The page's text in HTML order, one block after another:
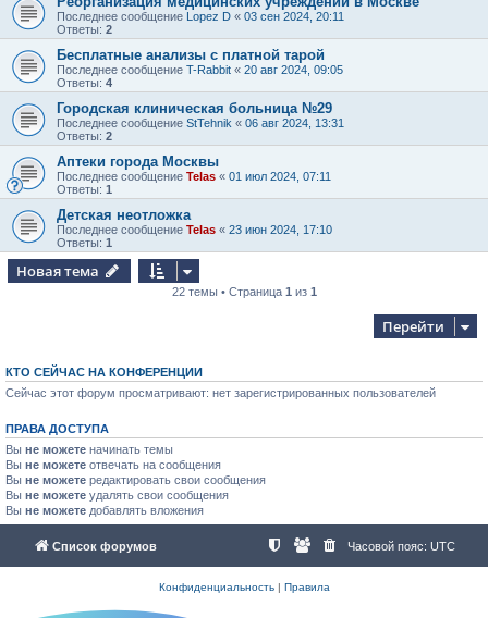
Последнее сообщение Lopez D « 03 сен 2024, 20:11
Ответы: 2
Бесплатные анализы с платной тарой
Последнее сообщение T-Rabbit « 20 авг 2024, 09:05
Ответы: 4
Городская клиническая больница №29
Последнее сообщение StTehnik « 06 авг 2024, 13:31
Ответы: 2
Аптеки города Москвы
Последнее сообщение Telas « 01 июл 2024, 07:11
Ответы: 1
Детская неотложка
Последнее сообщение Telas « 23 июн 2024, 17:10
Ответы: 1
Новая тема
22 темы • Страница 1 из 1
Перейти
КТО СЕЙЧАС НА КОНФЕРЕНЦИИ
Сейчас этот форум просматривают: нет зарегистрированных пользователей
ПРАВА ДОСТУПА
Вы не можете начинать темы
Вы не можете отвечать на сообщения
Вы не можете редактировать свои сообщения
Вы не можете удалять свои сообщения
Вы не можете добавлять вложения
Список форумов Часовой пояс: UTC
Конфиденциальность| Правила